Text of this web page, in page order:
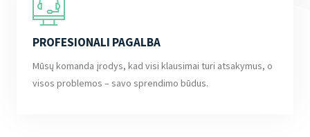
PROFESIONALI PAGALBA
Mūsų komanda įrodys, kad visi klausimai turi atsakymus, o
visos problemos – savo sprendimo būdus.